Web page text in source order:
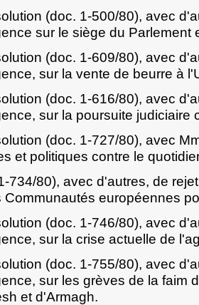
(doc. 1-500/80), avec
sur le siège du Parlement
(doc. 1-609/80), avec
sur la vente de beurre à
(doc. 1-616/80), avec
sur la poursuite judiciaire
(doc. 1-727/80), avec
et politiques contre le
734/80), avec d'autres, de
Communautés européennes
(doc. 1-746/80), avec
sur la crise actuelle de
(doc. 1-755/80), avec
sur les grèves de la faim
et d'Armagh.